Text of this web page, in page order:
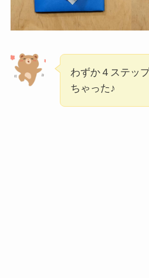
わずか４ステッ
ちゃった♪